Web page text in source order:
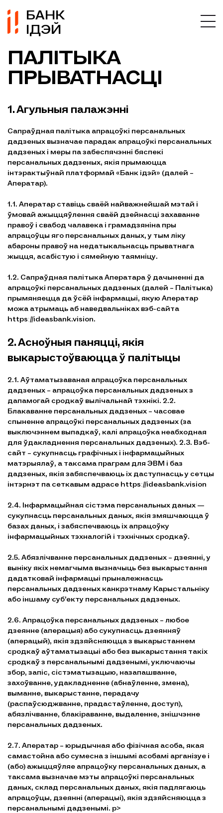
БАНК
ІДЭЙ
ПАЛІТЫКА
ПРЫВАТНАСЦІ
1. Агульныя палажэнні
Сапраўдная палітыка апрацоўкі персанальных
дадзеных вызначае парадак апрацоўкі персанальных
дадзеных і меры па забеспячэнні бяспекі
персанальных дадзеных, якія прымаюцца
інтэрактыўнай платформай «Банк ідэй» (далей –
Аператар).
1.1. Аператар ставіць сваёй найважнейшай мэтай і
ўмовай ажыццяўлення сваёй дзейнасці захаванне
правоў і свабод чалавека і грамадзяніна пры
апрацоўцы яго персанальных даных, у тым ліку
абароны правоў на недатыкальнасць прыватнага
жыцця, асабістую і сямейную таямніцу.
1.2. Сапраўдная палітыка Аператара ў дачыненні да
апрацоўкі персанальных дадзеных (далей – Палітыка)
прымяняецца да ўсёй інфармацыі, якую Аператар
можа атрымаць аб наведвальніках вэб-сайта
httpsː//ideasbank.vision.
2. Асноўныя паняцці, якія
выкарыстоўваюцца ў палітыцы
2.1. Аўтаматызаваная апрацоўка персанальных
дадзеных – апрацоўка персанальных дадзеных з
дапамогай сродкаў вылічальнай тэхнікі. 2.2.
Блакаванне персанальных дадзеных – часовае
спыненне апрацоўкі персанальных дадзеных (за
выключэннем выпадкаў, калі апрацоўка неабходная
для ўдакладнення персанальных дадзеных). 2.3. Вэб-
сайт – сукупнасць графічных і інфармацыйных
матэрыялаў, а таксама праграм для ЭВМ і баз
дадзеных, якія забяспечваюць іх даступнасць у сетцы
інтэрнэт па сеткавым адрасе httpsː//ideasbank.vision
2.4. Інфармацыйная сістэма персанальных даных —
сукупнасць персанальных даных, якія змяшчаюцца ў
базах даных, і забяспечваюць іх апрацоўку
інфармацыйных тэхналогій і тэхнічных сродкаў.
2.5. Абязлічванне персанальных дадзеных – дзеянні, у
выніку якіх немагчыма вызначыць без выкарыстання
дадатковай інфармацыі прыналежнасць
персанальных дадзеных канкрэтнаму Карыстальніку
або іншаму суб’екту персанальных дадзеных.
2.6. Апрацоўка персанальных дадзеных – любое
дзеянне (аперацыя) або сукупнасць дзеянняў
(аперацый), якія здзяйсняюцца з выкарыстаннем
сродкаў аўтаматызацыі або без выкарыстання такіх
сродкаў з персанальнымі дадзенымі, уключаючы
збор, запіс, сістэматызацыю, назапашванне,
захоўванне, удакладненне (абнаўленне, змена),
выманне, выкарыстанне, перадачу
(распаўсюджванне, прадастаўленне, доступ),
абязлічванне, блакіраванне, выдаленне, знішчэнне
персанальных дадзеных.
2.7. Аператар – юрыдычная або фізічная асоба, якая
самастойна або сумесна з іншымі асобамі арганізуе і
(або) ажыццяўляе апрацоўку персанальных даных, а
таксама вызначае мэты апрацоўкі персанальных
даных, склад персанальных даных, якія падлягаюць
апрацоўцы, дзеянні (аперацыі), якія здзяйсняюцца з
персанальнымі дадзенымі. p>